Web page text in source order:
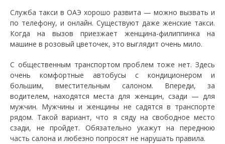
Служба такси в ОАЭ хорошо развита — можно вызвать и
по телефону, и онлайн. Существуют даже женские такси.
Когда на вызов приезжает женщина-филиппинка на
машине в розовый цветочек, это выглядит очень мило.
С общественным транспортом проблем тоже нет. Здесь
очень комфортные автобусы с кондиционером и
большим, вместительным салоном. Впереди, за
водителем, находятся места для женщин, сзади — для
мужчин. Мужчины и женщины не садятся в транспорте
рядом. Такой вариант, что я сяду на свободное место
сзади, не пройдет. Обязательно укажут на переднюю
часть салона и любезно попросят не нарушать правила.